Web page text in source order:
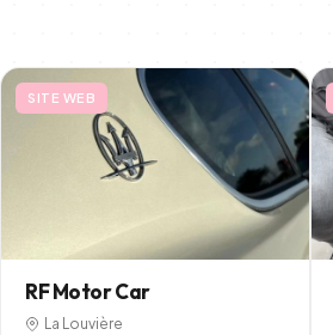
SITE WEB
RF Motor Car
La Louvière